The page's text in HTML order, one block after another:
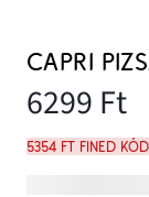
CAPRI
6299 Ft
5354 Ft FINED